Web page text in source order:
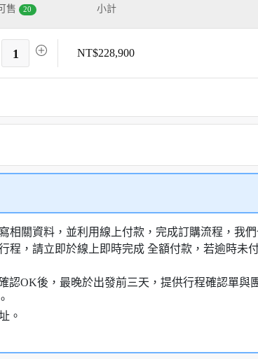
售 20 小計
1 NT$228,900
關資料，並利用線上付款，完成訂購流程，我們
，請立即於線上即時完成 全額付款，若逾時未
OK後，最晚於出發前三天，提供行程確認單與
。